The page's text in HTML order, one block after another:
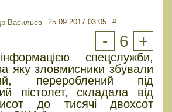
Васильев 25.09.2017 03:05 #
- 6 +
спецслужби,
яку зловмисники збували
перероблений під
пістолет, складала від
до тисячі двохсот